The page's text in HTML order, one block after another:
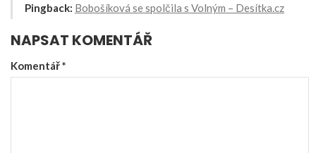
Pingback: Bobošíková se spolčila s Volným – Desítka.cz
NAPSAT KOMENTÁŘ
Komentář*